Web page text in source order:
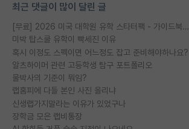
최근 댓글이 많이 달린 글
[무료] 2026 미국 대학원 유학 스타터팩 - 가이드북 & 합격자 컨택메일 템플릿
미박 탑스쿨 유학이 빡세진 이유
혹시 이정도 스펙이면 어느정도 잡고 준비해야하나요?
알츠하이머 관련 고등학생 탐구 포트폴리오
물박사의 기준이 뭐임?
랩홈피에 다들 본인 사진 올리냐
신생랩가지말라는 이유가 있었구나
장학금 모은 랩비통장